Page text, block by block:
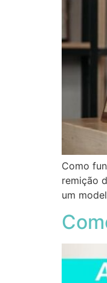
Como
remição
um